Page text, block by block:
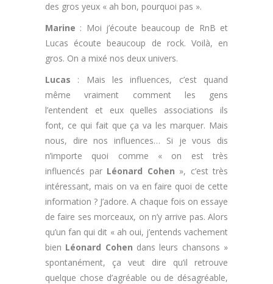
des gros yeux « ah bon, pourquoi pas ».
Marine : Moi j’écoute beaucoup de RnB et
Lucas écoute beaucoup de rock. Voilà, en
gros. On a mixé nos deux univers.
Lucas : Mais les influences, c’est quand
même vraiment comment les gens
l’entendent et eux quelles associations ils
font, ce qui fait que ça va les marquer. Mais
nous, dire nos influences… Si je vous dis
n’importe quoi comme « on est très
influencés par Léonard Cohen », c’est très
intéressant, mais on va en faire quoi de cette
information ? J’adore. A chaque fois on essaye
de faire ses morceaux, on n’y arrive pas. Alors
qu’un fan qui dit « ah oui, j’entends vachement
bien Léonard Cohen dans leurs chansons »
spontanément, ça veut dire qu’il retrouve
quelque chose d’agréable ou de désagréable,